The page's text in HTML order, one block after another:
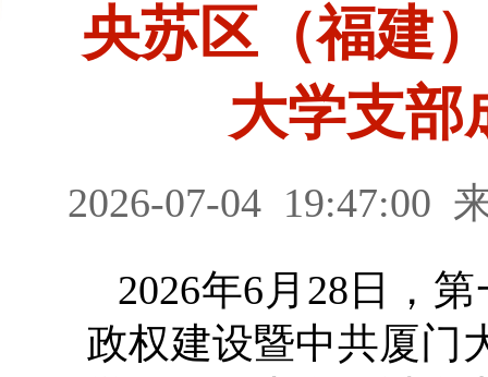
央苏区（福建
大学支部
2026-07-04 19:47:00
2026年6月28日，
政权建设暨中共厦门